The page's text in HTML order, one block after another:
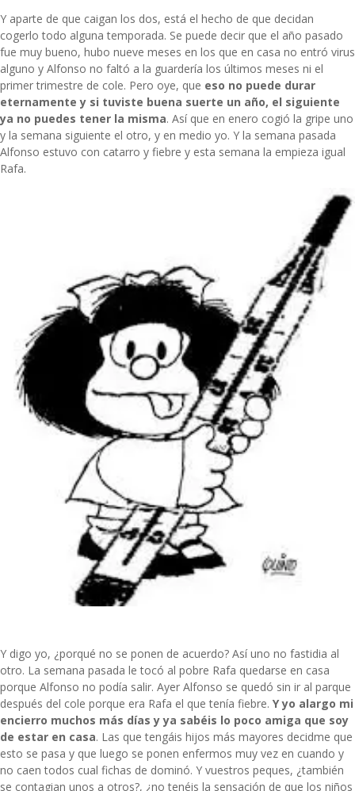
Y aparte de que caigan los dos, está el hecho de que decidan
cogerlo todo alguna temporada. Se puede decir que el año pasado
fue muy bueno, hubo nueve meses en los que en casa no entró virus
alguno y Alfonso no faltó a la guardería los últimos meses ni el
primer trimestre de cole. Pero oye, que eso no puede durar
eternamente y si tuviste buena suerte un año, el siguiente
ya no puedes tener la misma. Así que en enero cogió la gripe uno
y la semana siguiente el otro, y en medio yo. Y la semana pasada
Alfonso estuvo con catarro y fiebre y esta semana la empieza igual
Rafa.
Y digo yo, ¿porqué no se ponen de acuerdo? Así uno no fastidia al
otro. La semana pasada le tocó al pobre Rafa quedarse en casa
porque Alfonso no podía salir. Ayer Alfonso se quedó sin ir al parque
después del cole porque era Rafa el que tenía fiebre. Y yo alargo mi
encierro muchos más días y ya sabéis lo poco amiga que soy
de estar en casa. Las que tengáis hijos más mayores decidme que
esto se pasa y que luego se ponen enfermos muy vez en cuando y
no caen todos cual fichas de dominó. Y vuestros peques, ¿también
se contagian unos a otros?, ¿no tenéis la sensación de que los niños